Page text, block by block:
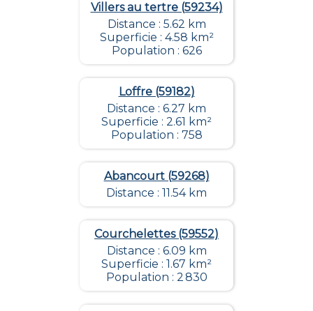
Villers au tertre (59234)
Distance : 5.62 km
Superficie : 4.58 km²
Population : 626
Loffre (59182)
Distance : 6.27 km
Superficie : 2.61 km²
Population : 758
Abancourt (59268)
Distance : 11.54 km
Courchelettes (59552)
Distance : 6.09 km
Superficie : 1.67 km²
Population : 2 830